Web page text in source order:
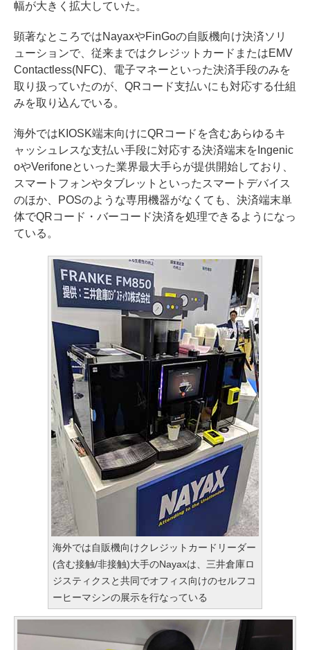
幅が大きく拡大していた。
顕著なところではNayaxやFinGoの自販機向け決済ソリ
ューションで、従来まではクレジットカードまたはEMV
Contactless(NFC)、電子マネーといった決済手段のみを
取り扱っていたのが、QRコード支払いにも対応する仕組
みを取り込んでいる。
海外ではKIOSK端末向けにQRコードを含むあらゆるキ
ャッシュレスな支払い手段に対応する決済端末をIngenic
oやVerifoneといった業界最大手らが提供開始しており、
スマートフォンやタブレットといったスマートデバイス
のほか、POSのような専用機器がなくても、決済端末単
体でQRコード・バーコード決済を処理できるようになっ
ている。
海外では自販機向けクレジットカードリーダー
(含む接触/非接触)大手のNayaxは、三井倉庫ロ
ジスティクスと共同でオフィス向けのセルフコ
ーヒーマシンの展示を行なっている